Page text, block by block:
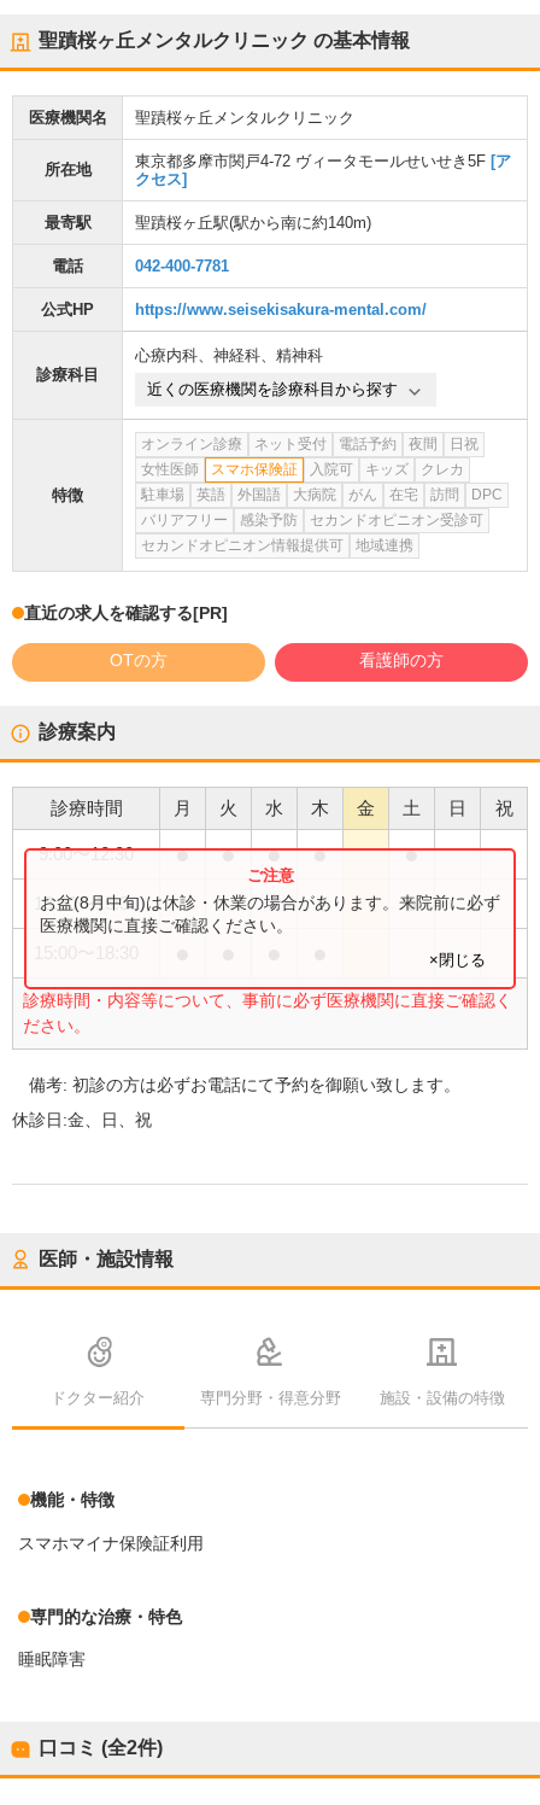
聖蹟桜ヶ丘メンタルクリニック の基本情報
医療機関名 聖蹟桜ヶ丘メンタルクリニック
所在地 東京都多摩市関戸4-72 ヴィータモールせいせき5F [ア
クセス]
最寄駅 聖蹟桜ヶ丘駅(駅から南に約140m)
電話 042-400-7781
公式HP https://www.seisekisakura-mental.com/
診療科目
心療内科、 神経科、 精神科
近くの医療機関を診療科目から探す
特徴
オンライン診療 ネット受付 電話予約 夜間
日祝
女性医師
スマホ保険証 入院可 キッズ
クレカ
駐車場
英語 外国語 大病院 がん 在宅 訪問
DPC
バリアフリー
感染予防
セカンドオピニオン受診可
セカンドオピニオン情報提供可
地域連携
直近の求人を確認する[PR]
OTの方 看護師の方
診療案内
診療時間 月 火 水 木 金 土 日 祝
9:00〜12:30 ● ● ● ● ●
13:30〜15:30 ●
診療時間・内容等について、事前に必ず医療機関に直接ご確認く
ださい。
お盆(8月中旬)は休診・休業の場合があります。来院前に必ず
医療機関に直接ご確認ください。
×閉じる
備考:初診の方は必ずお電話にて予約を御願い致します。
休診日:金、日、祝
医師・施設情報
ドクター紹介 専門分野・得意分野 施設・設備の特徴
機能・特徴
スマホマイナ保険証利用
専門的な治療・特色
睡眠障害
口コミ (全2件)